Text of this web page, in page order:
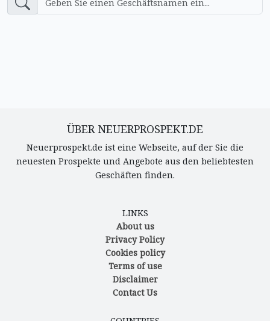
ÜBER NEUERPROSPEKT.DE
Neuerprospekt.de ist eine Webseite, auf der Sie die
neuesten Prospekte und Angebote aus den beliebtesten
Geschäften finden.
LINKS
About us
Privacy Policy
Cookies policy
Terms of use
Disclaimer
Contact Us